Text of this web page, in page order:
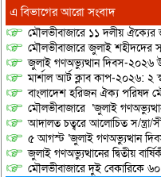
এ বিভাগের আরো সংবাদ
মৌলভীবাজারে ১১ দলীয় ঐক্যের
মৌলভীবাজারে জুলাই শহীদদের
জুলাই গণঅভ্যুত্থান দিবস-২০২৬
মার্শাল আর্ট ক্লাব কাপ-২০২৬: ২
বাংলাদেশ হরিজন ঐক্য পরিষদ
মৌলভীবাজারে ‘জুলাই
আদালত চত্বরে আলোচিত স/ন্ত্রা/
৫ আগস্ট ‘জুলাই গণঅভ্যুত্থান
জুলাই গণঅভ্যুত্থানের দ্বিতীয়
মৌলভীবাজারে দুই বেকারিকে ৬০